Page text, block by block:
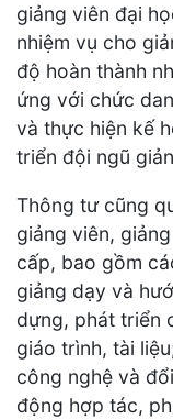
giảng viên đại
nhiệm vụ cho
độ hoàn thành
ứng với chức
và thực hiện kế
triển đội ngũ
Thông tư cũng
giảng viên,
cấp, bao gồm
giảng dạy và
dựng, phát triển
giáo trình, tài
công nghệ và
động hợp tác,